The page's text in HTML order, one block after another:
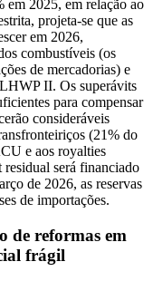
2025, em relação ao
projeta-se que as
em 2026,
combustíveis (os
de mercadorias) e
II. Os superávits
para compensar
consideráveis
(21% do
e aos royalties
será financiado
de 2026, as reservas
de importações.
de reformas em
frágil